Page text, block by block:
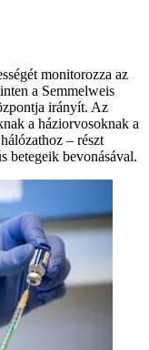
monitorozza az
a Semmelweis
irányít. Az
a háziorvosoknak a
– részt
betegeik bevonásával.